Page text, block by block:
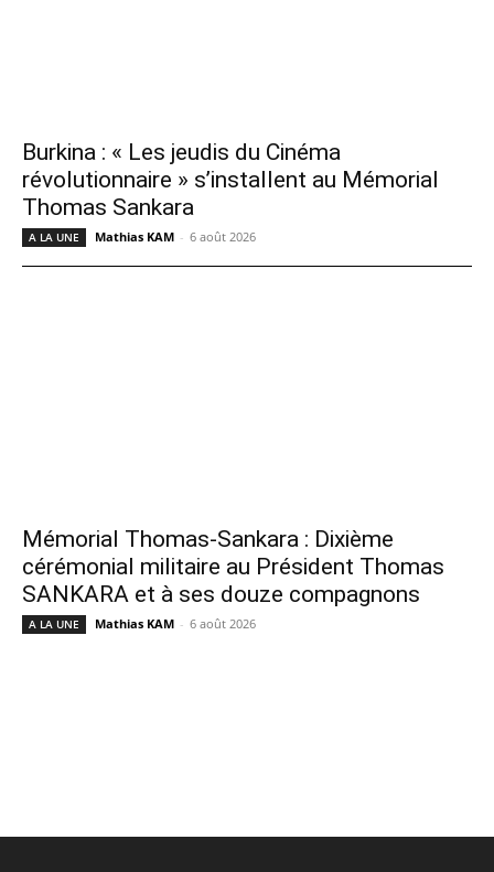
Burkina : « Les jeudis du Cinéma
révolutionnaire » s’installent au Mémorial
Thomas Sankara
A LA UNE Mathias KAM - 6 août 2026
Mémorial Thomas-Sankara : Dixième
cérémonial militaire au Président Thomas
SANKARA et à ses douze compagnons
A LA UNE Mathias KAM - 6 août 2026